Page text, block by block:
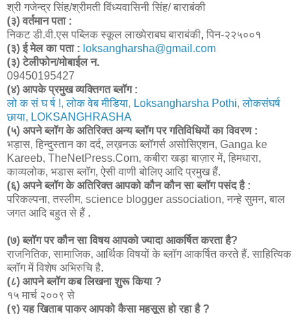
श्री गजेन्द्र सिंह/श्रीमती विंध्यवासिनी सिंह/ बाराबंकी
(३) वर्तमान पता :
निकट डी.वी.एस पब्लिक स्कूल लाख्पेराबघ बाराबंकी, पिन-२२५००१
(३) ई मेल का पता : loksangharsha@gmail.com
(३) टेलीफोन/मोबाईल न.
09450195427
(४) आपके प्रमुख व्यक्तिगत ब्लॉग :
लो क सं घ र्ष !, लोक वेब मीडिया, Loksangharsha Pothi,लोकसंघर्ष
छाया, LOKSANGHRASHA
(५) अपने ब्लॉग के अतिरिक्त अन्य ब्लॉग पर गतिविधियों का विवरण :
भड़ास, हिन्दुस्तान का दर्द, लख़नऊ ब्‍लॉगर्स असोसिएशन, Ganga ke
Kareeb, TheNetPress.Com, कबीरा खड़ा बाज़ार में, हिमधारा,
काव्यलोक, भडास ब्लॉग, ऐसी वाणी बोलिए आदि प्रमुख हैं.
(६) अपने ब्लॉग के अतिरिक्त आपको कौन कौन सा ब्लॉग पसंद है :
परिकल्पना, तस्लीम, science blogger association, नन्हे सुमन, बाल
जगत आदि बहुत से हैं .
(७) ब्लॉग पर कौन सा विषय आपको ज्यादा आकर्षित करता है?
राजनितिक, सामाजिक, आर्थिक विषयों के ब्लॉग आकर्षित करते हैं. साहित्यिक
ब्लॉग में विशेष अभिरुचि है.
(८) आपने ब्लॉग कब लिखना शुरू किया ?
१५ मार्च २००९ से
(९) यह खिताब पाकर आपको कैसा महसूस हो रहा है ?